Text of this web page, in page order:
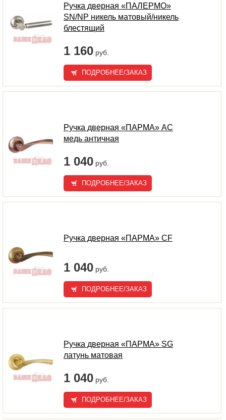
Ручка дверная «ПАЛЕРМО»
SN/NP никель матовый/никель
блестящий
1 160 руб.
ПОДРОБНЕЕ/ЗАКАЗ
Ручка дверная «ПАРМА» AC
медь античная
1 040 руб.
ПОДРОБНЕЕ/ЗАКАЗ
Ручка дверная «ПАРМА» CF
1 040 руб.
ПОДРОБНЕЕ/ЗАКАЗ
Ручка дверная «ПАРМА» SG
латунь матовая
1 040 руб.
ПОДРОБНЕЕ/ЗАКАЗ